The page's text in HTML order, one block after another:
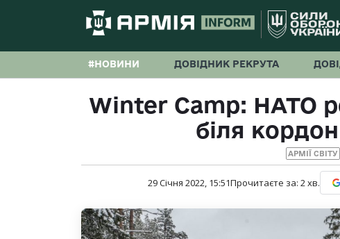
#НОВИНИ ДОВІДНИК РЕКРУТА
Winter Camp: НАТО
біля
АРМІЇ СВІТУ
29 Січня 2022, 15:51Прочитаєте за: 2хв.